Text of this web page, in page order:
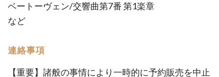
ベートーヴェン/交響曲第7番 第1楽章
など
連絡事項
【重要】諸般の事情により一時的に予約販売を中止